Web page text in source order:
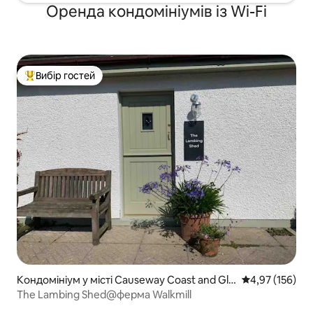
Оренда кондомініумів із Wi-Fi
Топ вибір гостей
Вибір гостей
Кондомініум у місті Causeway Coast and Gle
ns
Середня
4,97 (156)
The Lambing Shed@ферма Walkmill